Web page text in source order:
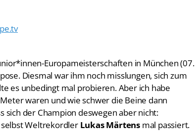
Europameisterschaften in München (07.
Diesmal war ihm noch misslungen, sich zum
es unbedingt mal probieren. Aber ich habe
waren und wie schwer die Beine dann
sich der Champion deswegen aber nicht:
Weltrekordler Lukas Märtens mal passiert.